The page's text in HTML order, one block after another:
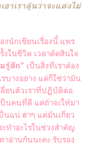
ราลุ้นว่าจะแต่งไม่
งนักเขียนเรื่องนี้ แพร
นชีวิต เวลาตัดสินใจ
รู้สึก" เป็นสิ่งที่เราต้อง
บางอย่าง แต่ก็ใช่ว่ามัน
ยนตัวเราที่ปฏิบัติต่อ
นคนที่ดี แต่ถ้าจะให้มา
นแน่ ฮ่าๆ แต่มันเกี่ยว
ทำอะไรในช่วงสำคัญ
อ่านกันนะคะ รับรอง